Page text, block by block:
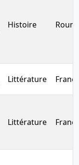
Histoire
Littérature
Littérature